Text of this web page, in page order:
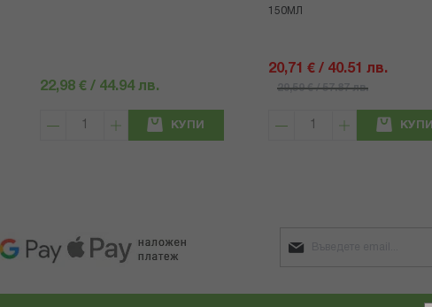
22,98 € / 44.94 лв.
КУПИ
150МЛ
20,71 € / 40.51 лв.
29,59 € / 57.87 лв.
КУПИ